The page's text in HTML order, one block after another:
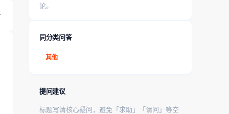
论。
同分类问答
其他
提问建议
标题写清核心疑问，避免「求助」「请问」等空